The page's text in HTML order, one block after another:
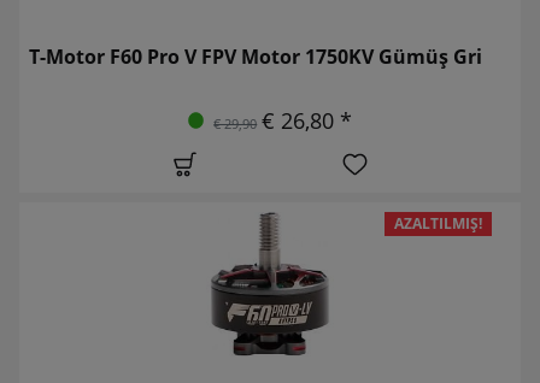
T-Motor F60 Pro V FPV Motor 1750KV Gümüş Gri
€ 29,90 € 26,80 *
AZALTILMIŞ!